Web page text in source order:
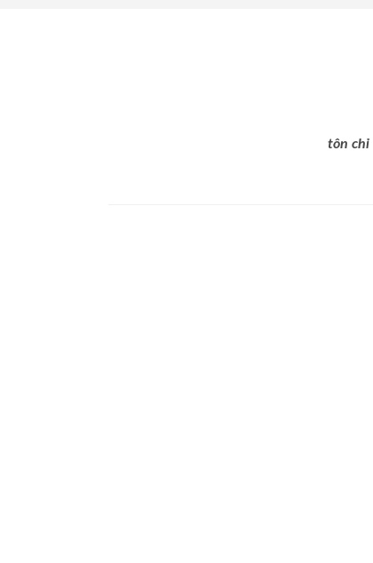
tôn chỉ